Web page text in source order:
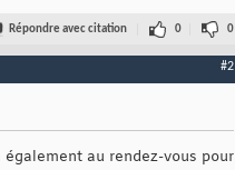
Répondre avec citation 0 0
#2
au rendez-vous pour